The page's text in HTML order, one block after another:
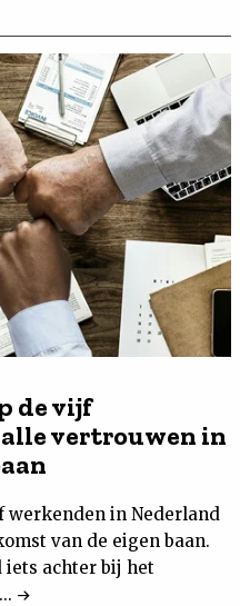
de vijf
vertrouwen in
werkenden in Nederland
van de eigen baan.
achter bij het